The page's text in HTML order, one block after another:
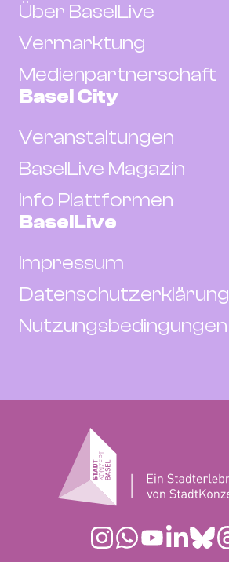
Über BaselLive
Vermarktung
Medienpartnerschaft
Basel City
Veranstaltungen
BaselLive Magazin
Info Plattformen
BaselLive
Impressum
Datenschutzerklärung
Nutzungsbedingungen